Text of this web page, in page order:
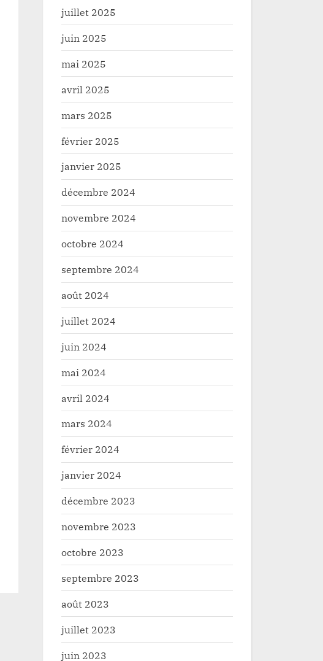
Nommé Ministre d’Etat au
développement Rural,
Muhindo Nzangi va assumer
ces attributions
Politique
juillet 2025
juin 2025
mai 2025
avril 2025
mars 2025
février 2025
janvier 2025
décembre 2024
novembre 2024
octobre 2024
septembre 2024
août 2024
juillet 2024
juin 2024
mai 2024
avril 2024
mars 2024
février 2024
janvier 2024
décembre 2023
novembre 2023
octobre 2023
septembre 2023
août 2023
juillet 2023
juin 2023